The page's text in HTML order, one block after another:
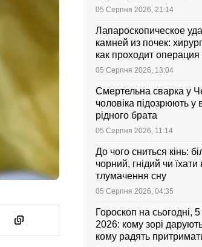
05 Серпня 2026, 21:14
Лапароскопическое
камней из почек:
как проходит операция
она стоит
05 Серпня 2026, 13:04
Смертельна сварка у
чоловіка підозрюють у
рідного брата
05 Серпня 2026, 11:14
До чого сниться кінь:
чорний, гнідий чи
тлумачення сну
05 Серпня 2026, 04:35
Гороскоп на сьогодні,
2026: кому зорі
кому радять